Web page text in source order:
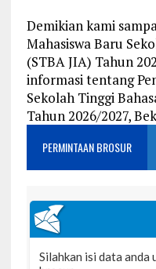
Demikian kami
Mahasiswa Baru
(STBA JIA) Tahun
informasi tentang
Sekolah Tinggi
Tahun 2026/2027,
PERMINTAAN BROSUR